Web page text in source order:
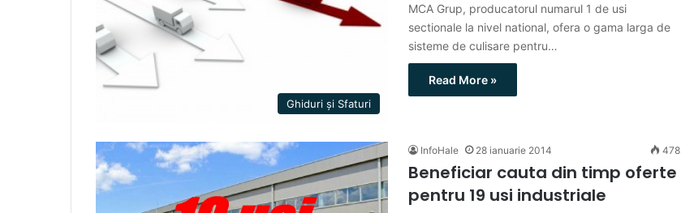
Ghiduri și Sfaturi
MCA Grup, producatorul numarul 1 de usi
sectionale la nivel national, ofera o gama larga de
sisteme de culisare pentru…
Read More »
InfoHale 28 ianuarie 2014 478
Beneficiar cauta din timp oferte
pentru 19 usi industriale